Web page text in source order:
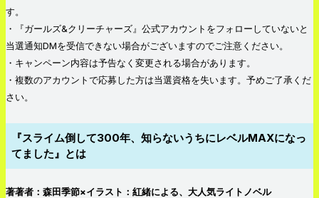
す。
・『ガールズ&クリーチャーズ』公式アカウントをフォローしていないと
当選通知DMを受信できない場合がございますのでご注意ください。
・キャンペーン内容は予告なく変更される場合があります。
・複数のアカウントで応募した方は当選資格を失います。予めご了承くだ
さい。
『スライム倒して300年、知らないうちにレベルMAXになっ
てました』とは
著著者：森田季節×イラスト：紅緒による、大人気ライトノベル